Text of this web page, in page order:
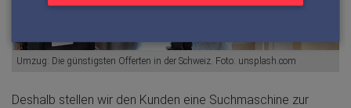
Umzug: Die günstigsten Offerten in der Schweiz. Foto: unsplash.com
Deshalb stellen wir den Kunden eine Suchmaschine zur